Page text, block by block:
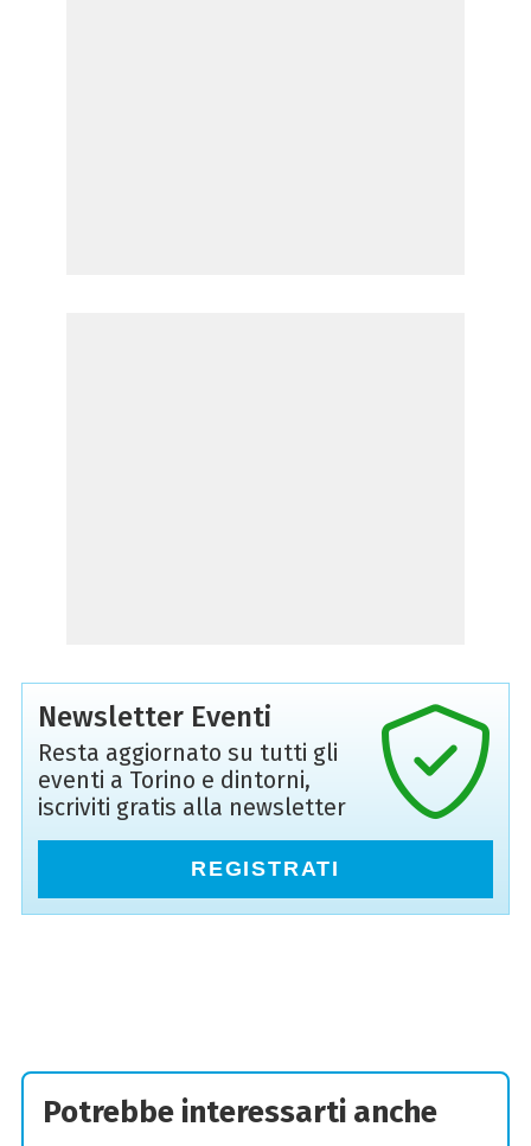
Newsletter Eventi
Resta aggiornato su tutti gli
eventi a Torino e dintorni,
iscriviti gratis alla newsletter
REGISTRATI
Potrebbe interessarti anche